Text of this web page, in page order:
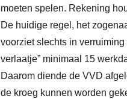
moeten spelen. Rekening
De huidige regel, het
voorziet slechts in
verlaatje” minimaal 15
Daarom diende de VVD
de kroeg kunnen worden